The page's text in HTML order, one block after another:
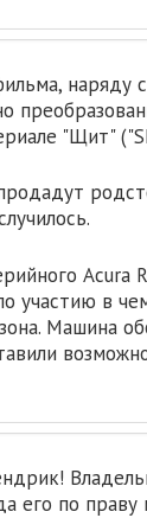
"Щит"
Acura
в
Машина
его по